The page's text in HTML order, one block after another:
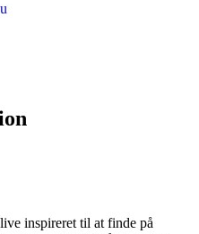
inspireret til at finde på